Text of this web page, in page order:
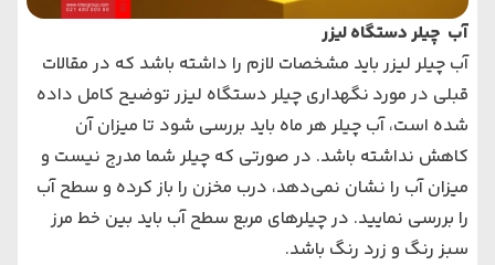
آب چیلر دستگاه لیزر
آب چیلر لیزرباید مشخصات لازم را داشته باشد که در مقالات
قبلی در مورد نگهداری چیلر دستگاه لیزر توضیح کامل داده
شده است، آب چیلر هر ماه باید بررسی شود تا میزان آن
کاهش نداشته باشد. در صورتی که چیلر شما مدرج نیست و
میزان آب را نشان نمی‌دهد، درب مخزن را باز کرده و سطح آب
را بررسی نمایید. در چیلرهای مربع سطح آب باید بین خط مرز
سبز رنگ و زرد رنگ باشد.